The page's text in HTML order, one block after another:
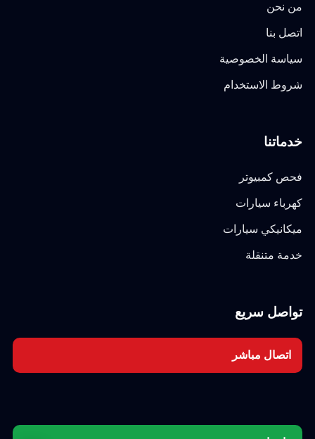
من نحن
اتصل بنا
سياسة الخصوصية
شروط الاستخدام
خدماتنا
فحص كمبيوتر
كهرباء سيارات
ميكانيكي سيارات
خدمة متنقلة
تواصل سريع
اتصال مباشر